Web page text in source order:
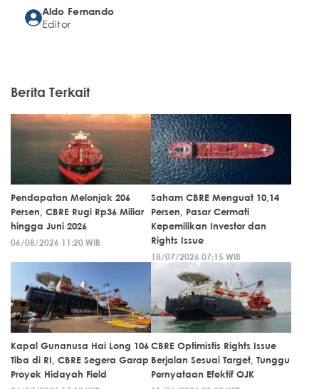
Aldo Fernando
Editor
Berita Terkait
Pendapatan Melonjak 206
Persen, CBRE Rugi Rp36 Miliar
hingga Juni 2026
06/08/2026 11:20 WIB
Saham CBRE Menguat 10,14
Persen, Pasar Cermati
Kepemilikan Investor dan
Rights Issue
18/07/2026 07:15 WIB
Kapal Gunanusa Hai Long 106
Tiba di RI, CBRE Segera Garap
Proyek Hidayah Field
CBRE Optimistis Rights Issue
Berjalan Sesuai Target, Tunggu
Pernyataan Efektif OJK